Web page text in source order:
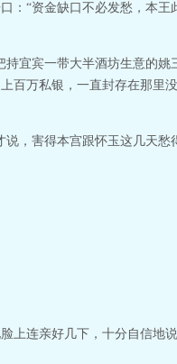
：“资金缺口不必发愁，本王
宜宾一带大半酒坊生意的姚
百万私银，一直封存在那里
，害得本宫跟怀玉这几天愁
上连亲好几下，十分自信地